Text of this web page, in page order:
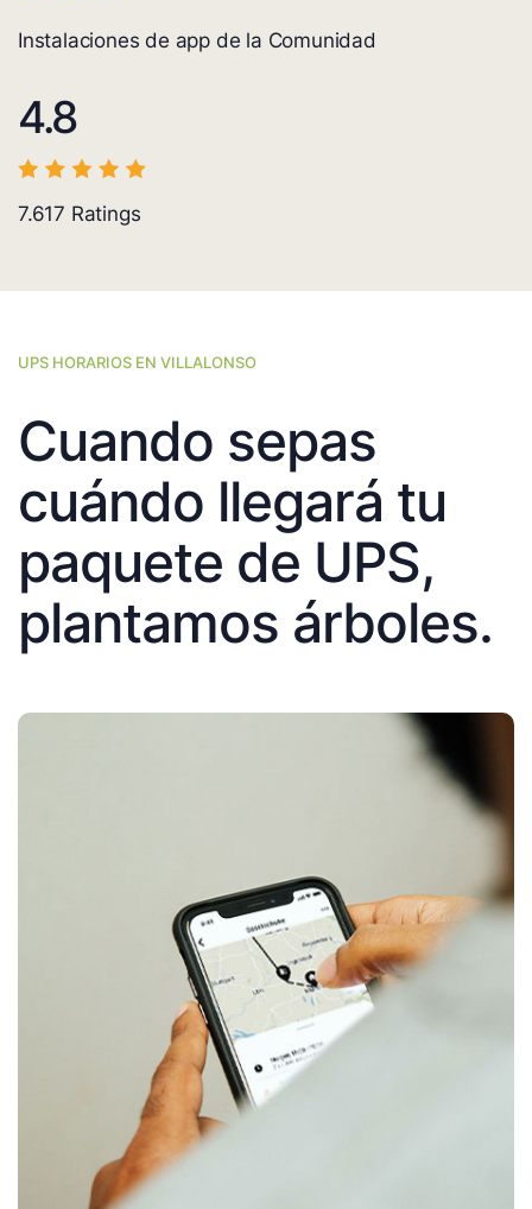
Instalaciones de app de la Comunidad
4.8
7.617 Ratings
UPS HORARIOS EN VILLALONSO
Cuando sepas
cuándo llegará tu
paquete de UPS,
plantamos árboles.